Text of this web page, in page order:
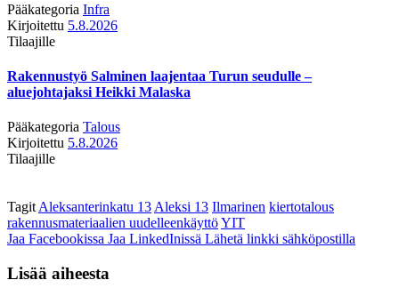
Pääkategoria Infra
Kirjoitettu 5.8.2026
Tilaajille
Rakennustyö Salminen laajentaa Turun seudulle –
aluejohtajaksi Heikki Malaska
Pääkategoria Talous
Kirjoitettu 5.8.2026
Tilaajille
Tagit Aleksanterinkatu 13 Aleksi 13 Ilmarinen kiertotalous
rakennusmateriaalien uudelleenkäyttöYIT
Jaa Facebookissa Jaa LinkedInissä Lähetä linkki sähköpostilla
Lisää aiheesta